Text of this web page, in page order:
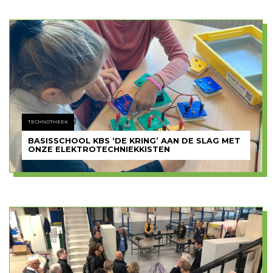
TECHNOTHEEK
BASISSCHOOL KBS ‘DE KRING’ AAN DE SLAG MET
ONZE ELEKTROTECHNIEKKISTEN